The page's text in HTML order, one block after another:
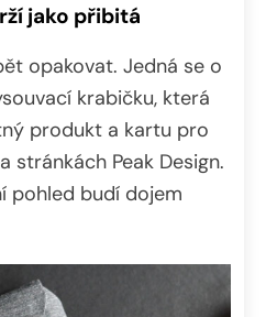
jako přibitá
opakovat. Jedná se o
krabičku, která
produkt a kartu pro
stránkách Peak Design.
pohled budí dojem